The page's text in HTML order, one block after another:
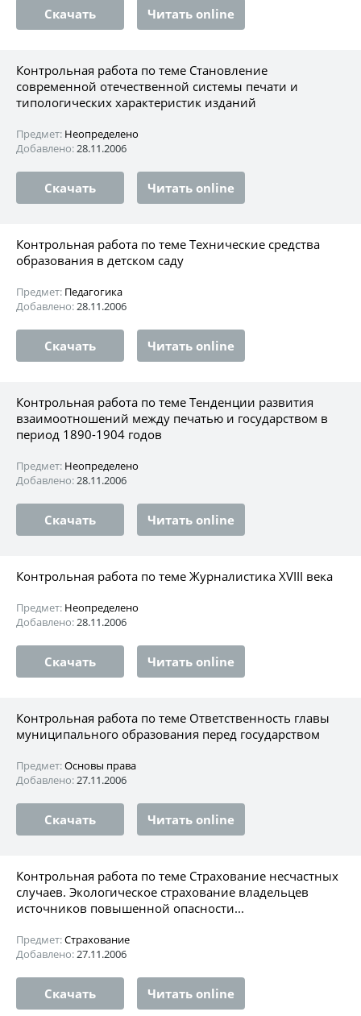
Скачать Читать online
Контрольная работа по теме Становление
современной отечественной системы печати и
типологических характеристик изданий
Предмет: Неопределено
Добавлено:28.11.2006
Скачать Читать online
Контрольная работа по теме Технические средства
образования в детском саду
Предмет: Педагогика
Добавлено:28.11.2006
Скачать Читать online
Контрольная работа по теме Тенденции развития
взаимоотношений между печатью и государством в
период 1890-1904 годов
Предмет: Неопределено
Добавлено:28.11.2006
Скачать Читать online
Контрольная работа по теме Журналистика XVIII века
Предмет: Неопределено
Добавлено:28.11.2006
Скачать Читать online
Контрольная работа по теме Ответственность главы
муниципального образования перед государством
Предмет:Основы права
Добавлено:27.11.2006
Скачать Читать online
Контрольная работа по теме Страхование несчастных
случаев. Экологическое страхование владельцев
источников повышенной опасности...
Предмет:Страхование
Добавлено:27.11.2006
Скачать Читать online